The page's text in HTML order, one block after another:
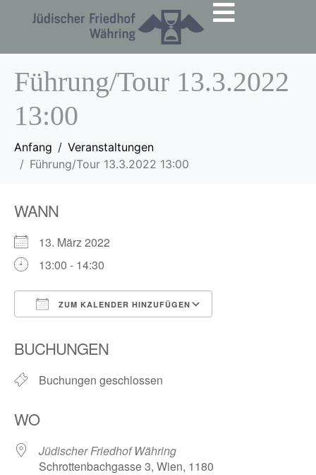
Führung/Tour 13.3.2022
13:00
Anfang
Veranstaltungen
Führung/Tour 13.3.2022 13:00
WANN
13. März 2022
13:00 - 14:30
ZUM KALENDER HINZUFÜGEN
BUCHUNGEN
Buchungen geschlossen
WO
Jüdischer Friedhof Währing
Schrottenbachgasse 3, Wien, 1180